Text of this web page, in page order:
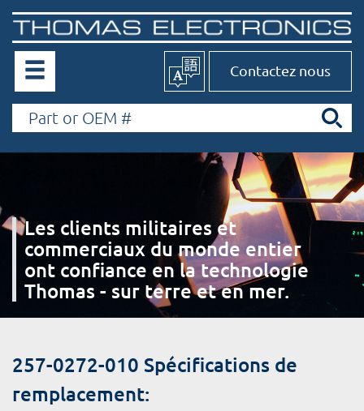
Contactez nous
Les clients militaires et
commerciaux du monde entier
ont confiance en la technologie
Thomas - sur terre et en mer.
257-0272-010 Spécifications de
remplacement: